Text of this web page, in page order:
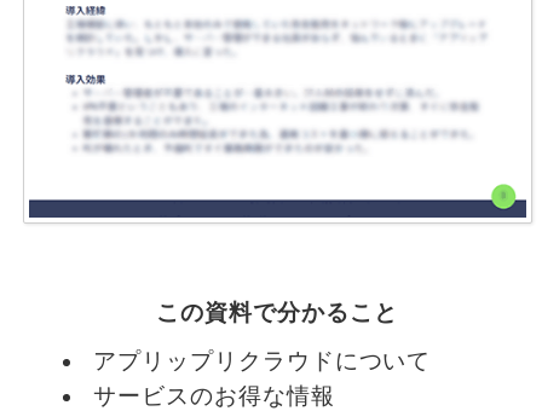
この資料で分かること
アプリップリクラウドについて
サービスのお得な情報